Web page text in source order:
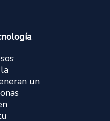
.
un